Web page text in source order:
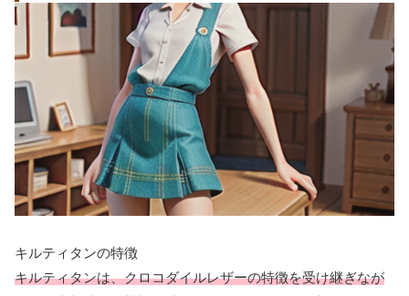
キルティタンの特徴
キルティタンは、クロコダイルレザーの特徴を受け継ぎなが